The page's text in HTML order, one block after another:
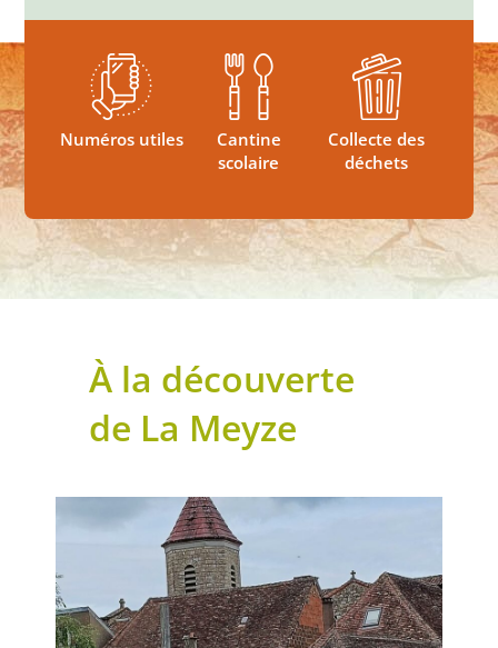
Numéros utiles
Cantine
scolaire
Collecte des
déchets
À la découverte
de La Meyze